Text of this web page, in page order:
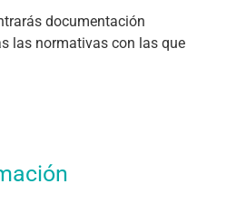
documentación
las normativas con las que